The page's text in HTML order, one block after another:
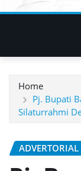
Home
Pj. Bupati
Silaturrahmi
ADVERTORIAL